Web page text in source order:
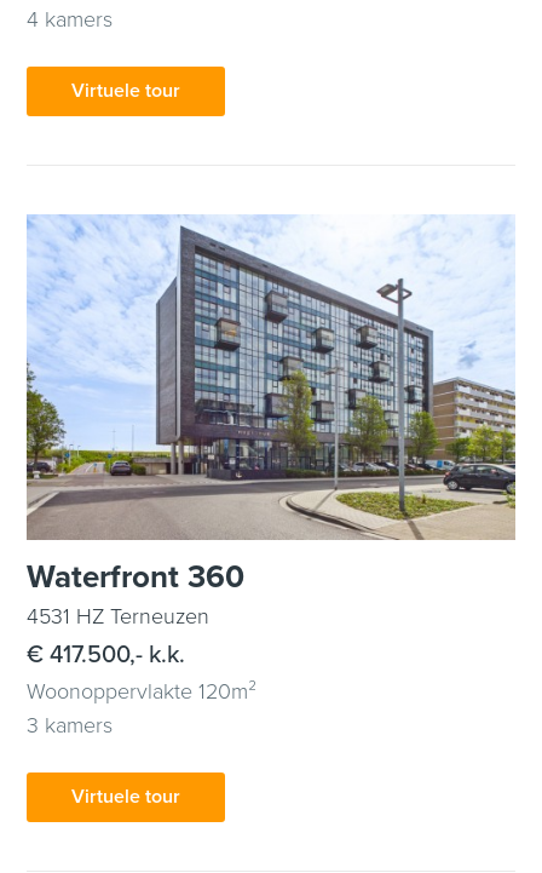
4 kamers
Virtuele tour
Waterfront 360
4531 HZ Terneuzen
€ 417.500,- k.k.
Woonoppervlakte 120m²
3 kamers
Virtuele tour